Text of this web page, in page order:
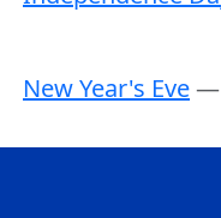
New Year's Eve—